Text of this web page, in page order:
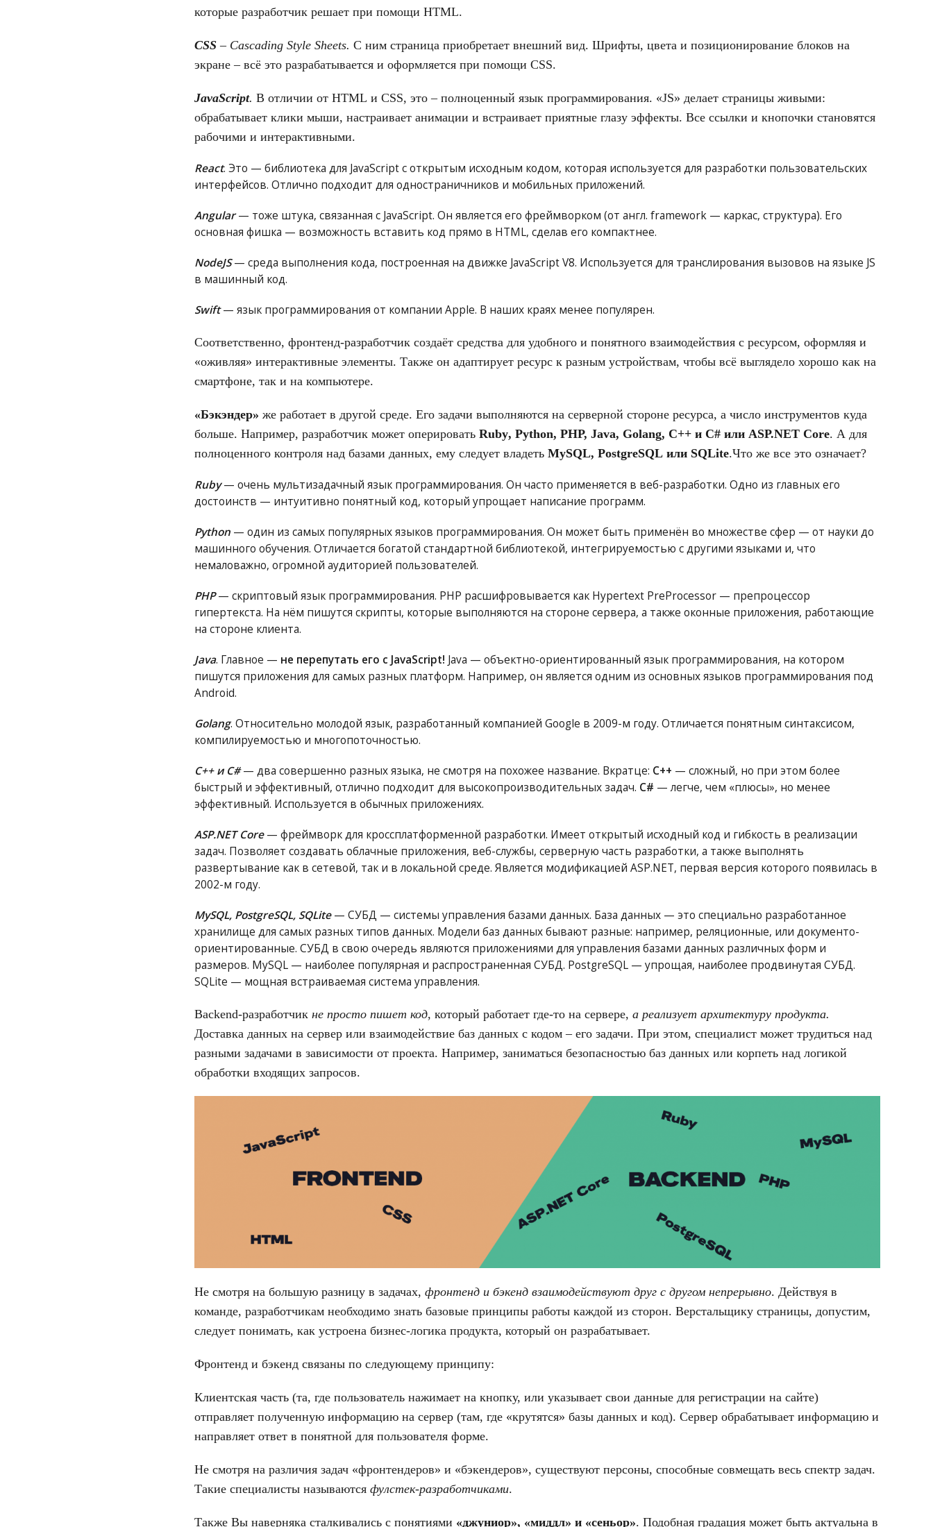
которые разработчик решает при помощи HTML.
CSS– Cascading Style Sheets. С ним страница приобретает внешний вид. Шрифты, цвета и позиционирование блоков на
экране – всё это разрабатывается и оформляется при помощи CSS.
JavaScript. В отличии от HTML и CSS, это – полноценный язык программирования. «JS» делает страницы живыми:
обрабатывает клики мыши, настраивает анимации и встраивает приятные глазу эффекты. Все ссылки и кнопочки становятся
рабочими и интерактивными.
React. Это — библиотека для JavaScript с открытым исходным кодом, которая используется для разработки пользовательских
интерфейсов. Отлично подходит для одностраничников и мобильных приложений.
Angular— тоже штука, связанная с JavaScript. Он является его фреймворком (от англ. framework — каркас, структура). Его
основная фишка — возможность вставить код прямо в HTML, сделав его компактнее.
NodeJS— среда выполнения кода, построенная на движке JavaScript V8. Используется для транслирования вызовов на языке JS
в машинный код.
Swift— язык программирования от компании Apple. В наших краях менее популярен.
Соответственно, фронтенд-разработчик создаёт средства для удобного и понятного взаимодействия с ресурсом, оформляя и
«оживляя» интерактивные элементы. Также он адаптирует ресурс к разным устройствам, чтобы всё выглядело хорошо как на
смартфоне, так и на компьютере.
«Бэкэндер» же работает в другой среде. Его задачи выполняются на серверной стороне ресурса, а число инструментов куда
больше. Например, разработчик может оперировать Ruby, Python, PHP, Java, Golang, C++ и C#или ASP.NET Core. А для
полноценного контроля над базами данных, ему следует владеть MySQL, PostgreSQLили SQLite.Что же все это означает?
Ruby— очень мультизадачный язык программирования. Он часто применяется в веб-разработки. Одно из главных его
достоинств — интуитивно понятный код, который упрощает написание программ.
Python— один из самых популярных языков программирования. Он может быть применён во множестве сфер — от науки до
машинного обучения. Отличается богатой стандартной библиотекой, интегрируемостью с другими языками и, что
немаловажно, огромной аудиторией пользователей.
PHP— скриптовый язык программирования. PHP расшифровывается как Hypertext PreProcessor — препроцессор
гипертекста. На нём пишутся скрипты, которые выполняются на стороне сервера, а также оконные приложения, работающие
на стороне клиента.
Java. Главное — не перепутать его с JavaScript! Java — объектно-ориентированный язык программирования, на котором
пишутся приложения для самых разных платформ. Например, он является одним из основных языков программирования под
Android.
Golang. Относительно молодой язык, разработанный компанией Google в 2009-м году. Отличается понятным синтаксисом,
компилируемостью и многопоточностью.
C++ и C#— два совершенно разных языка, не смотря на похожее название. Вкратце: C++ — сложный, но при этом более
быстрый и эффективный, отлично подходит для высокопроизводительных задач. C# — легче, чем «плюсы», но менее
эффективный. Используется в обычных приложениях.
ASP.NET Core— фреймворк для кроссплатформенной разработки. Имеет открытый исходный код и гибкость в реализации
задач. Позволяет создавать облачные приложения, веб-службы, серверную часть разработки, а также выполнять
развертывание как в сетевой, так и в локальной среде. Является модификацией ASP.NET, первая версия которого появилась в
2002-м году.
MySQL, PostgreSQL, SQLite— СУБД — системы управления базами данных. База данных — это специально разработанное
хранилище для самых разных типов данных. Модели баз данных бывают разные: например, реляционные, или документо-
ориентированные. СУБД в свою очередь являются приложениями для управления базами данных различных форм и
размеров. MySQL — наиболее популярная и распространенная СУБД. PostgreSQL — упрощая, наиболее продвинутая СУБД.
SQLite — мощная встраиваемая система управления.
Backend-разработчик не просто пишет код, который работает где-то на сервере, а реализует архитектуру продукта.
Доставка данных на сервер или взаимодействие баз данных с кодом – его задачи. При этом, специалист может трудиться над
разными задачами в зависимости от проекта. Например, заниматься безопасностью баз данных или корпеть над логикой
обработки входящих запросов.
Не смотря на большую разницу в задачах, фронтенд и бэкенд взаимодействуют друг с другом непрерывно. Действуя в
команде, разработчикам необходимо знать базовые принципы работы каждой из сторон. Верстальщику страницы, допустим,
следует понимать, как устроена бизнес-логика продукта, который он разрабатывает.
Фронтенд и бэкенд связаны по следующему принципу:
Клиентская часть (та, где пользователь нажимает на кнопку, или указывает свои данные для регистрации на сайте)
отправляет полученную информацию на сервер (там, где «крутятся» базы данных и код). Сервер обрабатывает информацию и
направляет ответ в понятной для пользователя форме.
Не смотря на различия задач «фронтендеров» и «бэкендеров», существуют персоны, способные совмещать весь спектр задач.
Такие специалисты называются фулстек-разработчиками.
Также Вы наверняка сталкивались с понятиями «джуниор», «миддл» и «сеньор». Подобная градация может быть актуальна в